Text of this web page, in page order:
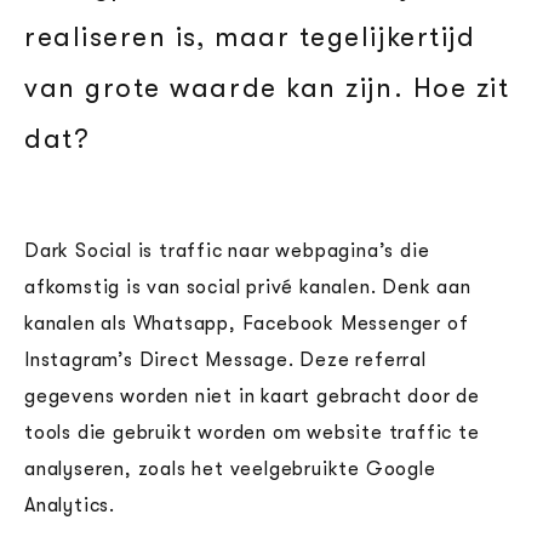
realiseren is, maar tegelijkertijd
van grote waarde kan zijn. Hoe zit
dat?
Dark Social is traffic naar webpagina’s die
afkomstig is van social privé kanalen. Denk aan
kanalen als Whatsapp, Facebook Messenger of
Instagram’s Direct Message. Deze referral
gegevens worden niet in kaart gebracht door de
tools die gebruikt worden om website traffic te
analyseren, zoals het veelgebruikte Google
Analytics.